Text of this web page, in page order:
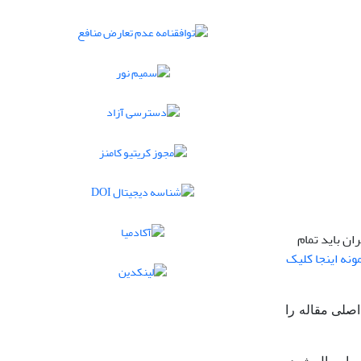
باید تمام
اینجا کلیک
مقاله را